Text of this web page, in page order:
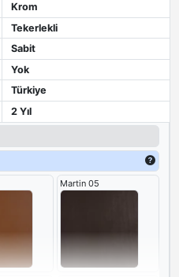
Krom
Tekerlekli
Sabit
Yok
Türkiye
2 Yıl
Martin 05